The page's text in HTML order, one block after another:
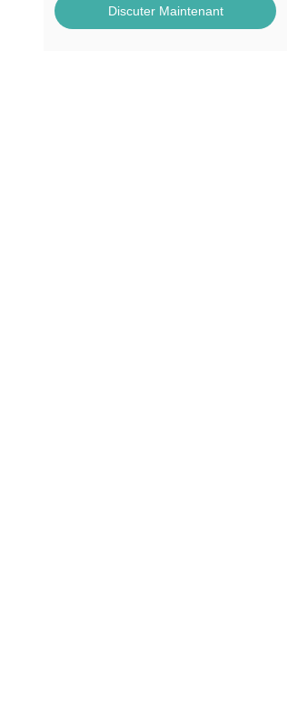
Discuter Maintenant